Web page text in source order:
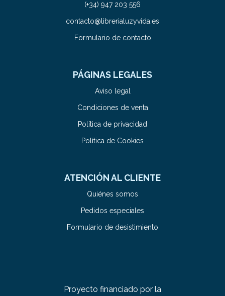
(+34) 947 203 556
contacto@librerialuzyvida.es
Formulario de contacto
PÁGINAS LEGALES
Aviso legal
Condiciones de venta
Política de privacidad
Política de Cookies
ATENCIÓN AL CLIENTE
Quiénes somos
Pedidos especiales
Formulario de desistimiento
Proyecto financiado por la